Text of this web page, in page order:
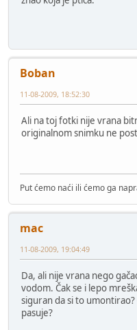
Boban
11-08-2009, 18:52:30
Ali na toj fotki nije vrana
originalnom snimku ne
Put ćemo naći ili ćemo ga
mac
11-08-2009, 19:04:49
Da, ali nije vrana nego
vodom. Čak se i lepo
siguran da si to
pasuje?